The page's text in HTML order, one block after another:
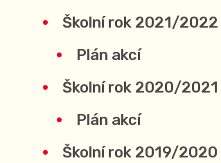
Školní rok 2021/2022
Plán akcí
Školní rok 2020/2021
Plán akcí
Školní rok 2019/2020